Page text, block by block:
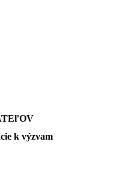
k výzvam